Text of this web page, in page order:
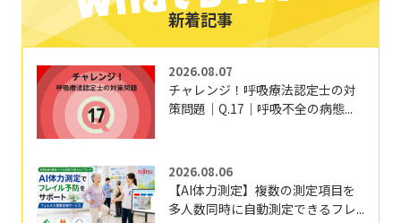
新着記事
2026.08.07
チャレンジ！呼吸療法認定士の対
策問題｜Q.17｜呼吸不全の病態...
2026.08.06
【AI体力測定】複数の測定項目を
多人数同時に自動測定できるフレ...